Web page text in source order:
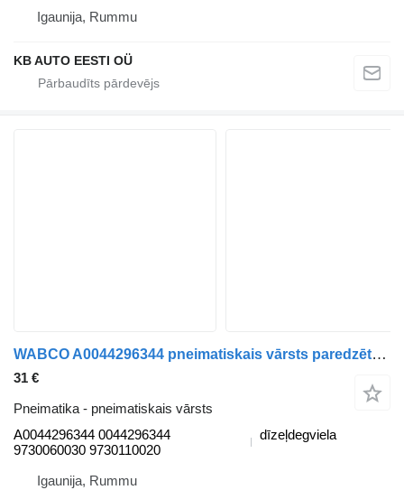
Igaunija, Rummu
KB AUTO EESTI OÜ
WABCO A0044296344 pneimatiskais vārsts paredzēts Mercedes-Benz Actros MP4 Antos Arocs (2012-) kravas automašīnas
31 €
Pneimatika - pneimatiskais vārsts
A0044296344 0044296344
9730060030 9730110020
dīzeļdegviela
Igaunija, Rummu